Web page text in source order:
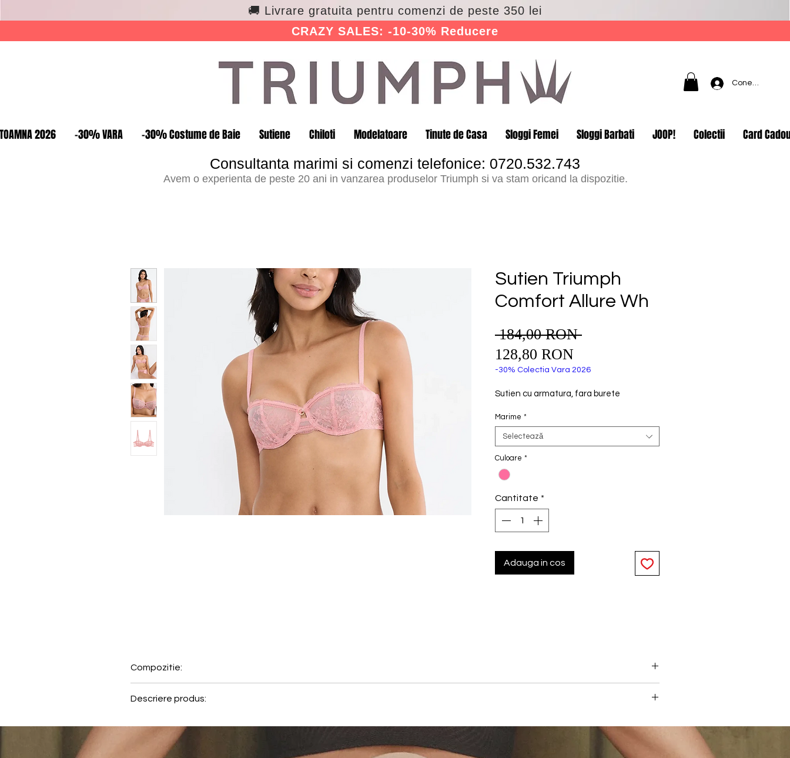
🚚 Livrare gratuita pentru comenzi de peste 350 lei
CRAZY SALES: -10-30% Reducere
Conectează-
TOAMNA 2026 -30% VARA -30% Costume de Baie Sutiene Chiloti Modelatoare Tinute de Casa Sloggi Femei Sloggi Barbati JOOP! Colectii Card
Consultanta marimi si comenzi telefonice: 0720.532.743
Avem o experienta de peste 20 ani in vanzarea produselor Triumph si va stam oricand la dispozitie.
Sutien Triumph
Comfort Allure Wh
184,00 RON Preț
128,80 RONPreț
redus
-30% Colectia Vara 2026
Sutien cu armatura, fara burete
Marime *
Selectează
Culoare *
Cantitate *
Adauga in cos
Compozitie:
Descriere produs:
florala delicata cu margini fin ondulate. Detaliile contemporane precum bretelele decorative, inelele aurii si accentele tip
decupaj adauga o nota moderna si rafinata. Creat din dantela certificata sustenabil.